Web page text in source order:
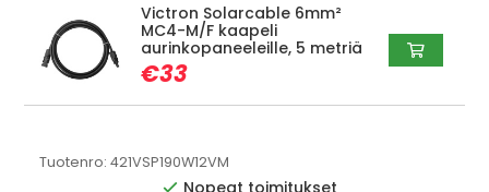
Victron Solarcable 6mm²
MC4-M/F kaapeli
aurinkopaneeleille, 5 metriä
€33
Tuotenro: 421VSP190W12VM